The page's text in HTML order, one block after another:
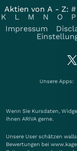
Aktien von A - Z: #
K
L M N O P
Impressum
Unsere Apps:
Wenn Sie Kursdaten,
Ihnen ARIVA gerne.
Unsere User schätzen
Bewertungen bei